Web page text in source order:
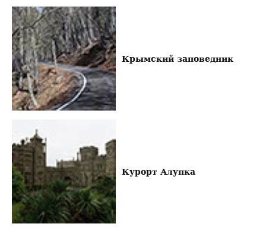
Крымский заповедник
Курорт Алупка